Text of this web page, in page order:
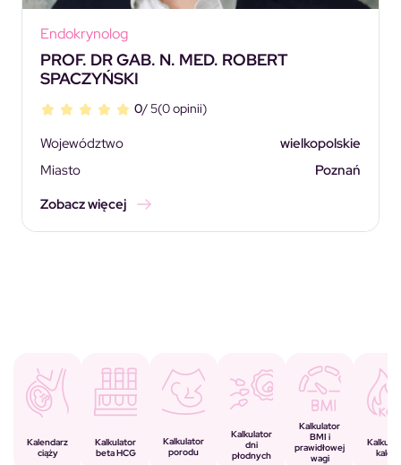
Endokrynolog
PROF. DR GAB. N. MED. ROBERT
SPACZYŃSKI
0/ 5(0 opinii)
Województwo
wielkopolskie
Miasto
Poznań
Zobacz więcej
Kalendarz
ciąży
Kalkulator
beta HCG
Kalkulator
porodu
Kalkulator
dni
płodnych
Kalkulator
BMI i
prawidłowej
wagi
kalorii